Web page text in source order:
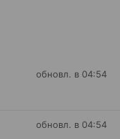
обновл. в 04:54
обновл. в 04:54